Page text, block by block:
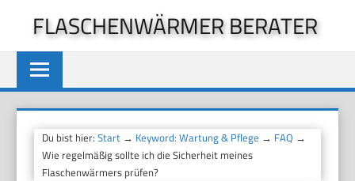
springen
FLASCHENWÄRMER BERATER
Du bist hier:Start → Keyword: Wartung & Pflege → FAQ →
Wie regelmäßig sollte ich die Sicherheit meines
Flaschenwärmers prüfen?